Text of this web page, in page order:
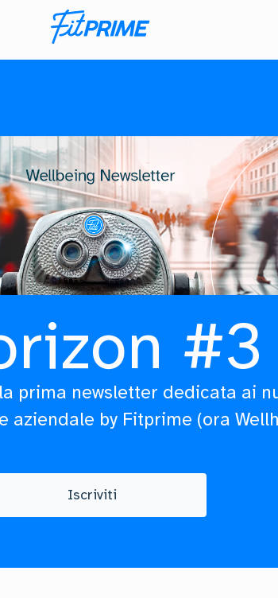
#3
prima newsletter dedicata ai
aziendale by Fitprime (ora
Iscriviti